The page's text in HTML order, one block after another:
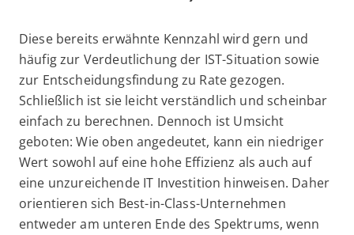
Diese bereits erwähnte Kennzahl wird gern und
häufig zur Verdeutlichung der IST-Situation sowie
zur Entscheidungsfindung zu Rate gezogen.
Schließlich ist sie leicht verständlich und scheinbar
einfach zu berechnen. Dennoch ist Umsicht
geboten: Wie oben angedeutet, kann ein niedriger
Wert sowohl auf eine hohe Effizienz als auch auf
eine unzureichende IT Investition hinweisen. Daher
orientieren sich Best-in-Class-Unternehmen
entweder am unteren Ende des Spektrums, wenn